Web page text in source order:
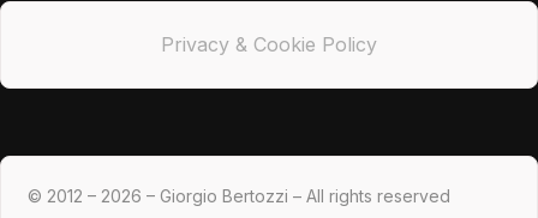
Privacy & Cookie Policy
© 2012 – 2026 – Giorgio Bertozzi – All rights reserved